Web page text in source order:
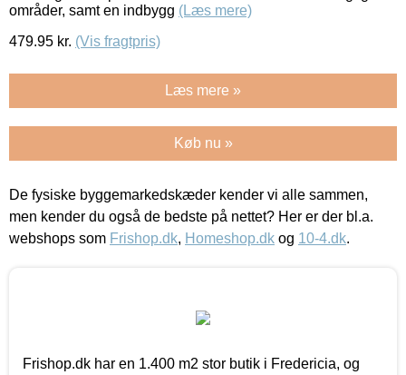
områder, samt en indbygg (Læs mere)
479.95 kr. (Vis fragtpris)
Læs mere »
Køb nu »
De fysiske byggemarkedskæder kender vi alle sammen,
men kender du også de bedste på nettet? Her er der bl.a.
webshops som Frishop.dk, Homeshop.dk og 10-4.dk.
Frishop.dk har en 1.400 m2 stor butik i Fredericia, og